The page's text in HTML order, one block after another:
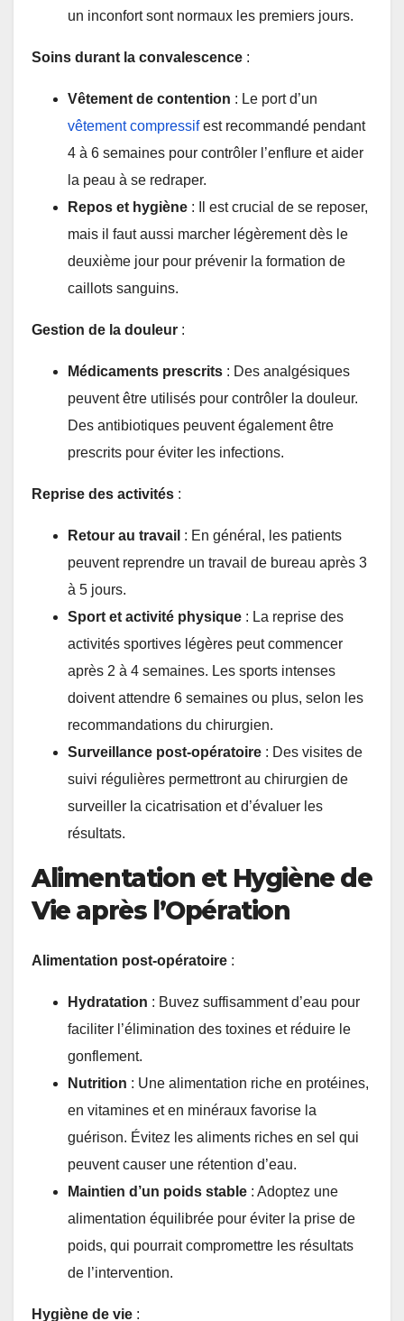
un inconfort sont normaux les premiers jours.
Soins durant la convalescence :
Vêtement de contention : Le port d’un
vêtement compressifest recommandé pendant
4 à 6 semaines pour contrôler l’enflure et aider
la peau à se redraper.
Repos et hygiène : Il est crucial de se reposer,
mais il faut aussi marcher légèrement dès le
deuxième jour pour prévenir la formation de
caillots sanguins.
Gestion de la douleur :
Médicaments prescrits : Des analgésiques
peuvent être utilisés pour contrôler la douleur.
Des antibiotiques peuvent également être
prescrits pour éviter les infections.
Reprise des activités :
Retour au travail : En général, les patients
peuvent reprendre un travail de bureau après 3
à 5 jours.
Sport et activité physique : La reprise des
activités sportives légères peut commencer
après 2 à 4 semaines. Les sports intenses
doivent attendre 6 semaines ou plus, selon les
recommandations du chirurgien.
Surveillance post-opératoire : Des visites de
suivi régulières permettront au chirurgien de
surveiller la cicatrisation et d’évaluer les
résultats.
Alimentation et Hygiène de
Vie après l’Opération
Alimentation post-opératoire :
Hydratation : Buvez suffisamment d’eau pour
faciliter l’élimination des toxines et réduire le
gonflement.
Nutrition : Une alimentation riche en protéines,
en vitamines et en minéraux favorise la
guérison. Évitez les aliments riches en sel qui
peuvent causer une rétention d’eau.
Maintien d’un poids stable : Adoptez une
alimentation équilibrée pour éviter la prise de
poids, qui pourrait compromettre les résultats
de l’intervention.
Hygiène de vie :